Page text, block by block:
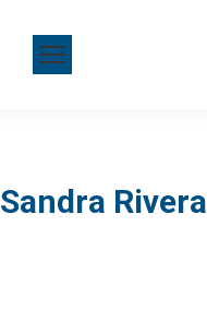
Sandra Rivera